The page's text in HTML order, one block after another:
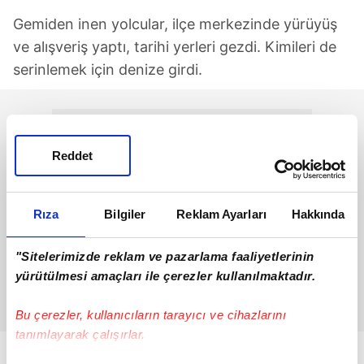
Rıza Bilgiler Reklam Ayarları Hakkında
"Sitelerimizde reklam ve pazarlama faaliyetlerinin
yürütülmesi amaçları ile çerezler kullanılmaktadır.
Bu çerezler, kullanıcıların tarayıcı ve cihazlarını
tanımlayarak çalışırlar.
Reddet
Gemiden inen yolcular, ilçe merkezinde yürüyüş
ve alışveriş yaptı, tarihi yerleri gezdi. Kimileri de
serinlemek için denize girdi.